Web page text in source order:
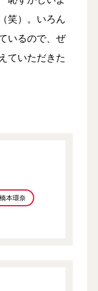
笑）。いろん
いるので、ぜ
ていただきた
本環奈